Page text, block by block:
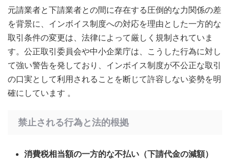
元請業者と下請業者との間に存在する圧倒的な力関係の差
を背景に、インボイス制度への対応を理由とした一方的な
取引条件の変更は、法律によって厳しく規制されていま
す。公正取引委員会や中小企業庁は、こうした行為に対し
て強い警告を発しており、インボイス制度が不公正な取引
の口実として利用されることを断じて許容しない姿勢を明
確にしています 。
禁止される行為と法的根拠
消費税相当額の一方的な不払い（下請代金の減額）